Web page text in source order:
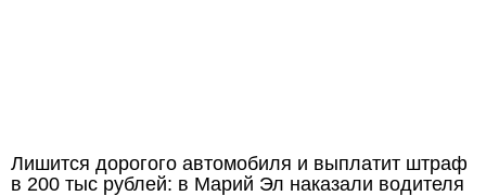
Лишится дорогого автомобиля и выплатит штраф
в 200 тыс рублей: в Марий Эл наказали водителя